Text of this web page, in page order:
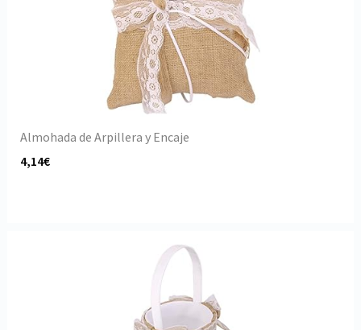
Almohada de Arpillera y Encaje
4,14€